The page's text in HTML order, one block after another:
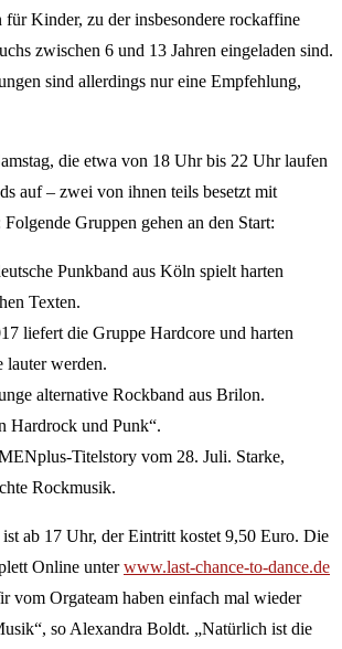
für Kinder, zu der insbesondere rockaffine
zwischen 6 und 13 Jahren eingeladen sind.
sind allerdings nur eine Empfehlung,
die etwa von 18 Uhr bis 22 Uhr laufen
auf – zwei von ihnen teils besetzt mit
Gruppen gehen an den Start:
Punkband aus Köln spielt harten
Texten.
liefert die Gruppe Hardcore und harten
lauter werden.
alternative Rockband aus Brilon.
Hardrock und Punk“.
Titelstory vom 28. Juli. Starke,
Rockmusik.
ab 17 Uhr, der Eintritt kostet 9,50 Euro. Die
Online unterwww.last-chance-to-dance.de
vom Orgateam haben einfach mal wieder
so Alexandra Boldt. „Natürlich ist die